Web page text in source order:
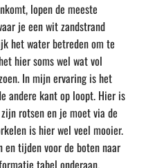
lopen de meeste
je een wit zandstrand
het water betreden om te
hier soms wel wat vol
In mijn ervaring is het
andere kant op loopt. Hier is
rotsen en je moet via de
is hier wel veel mooier.
tijden voor de boten naar
tabel onderaan.